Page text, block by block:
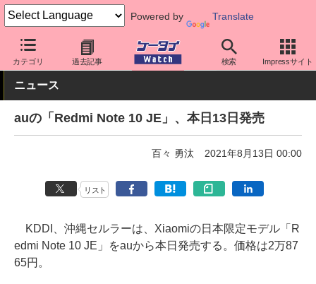
Powered by Translate
カテゴリ 過去記事 検索 Impressサイト
ケータイ Watch キャリア au シャオミ
ニュース
auの「Redmi Note 10 JE」、本日13日発売
百々 勇汰 2021年8月13日 00:00
リスト
KDDI、沖縄セルラーは、Xiaomiの日本限定モデル「R
edmi Note 10 JE」をauから本日発売する。価格は2万87
65円。